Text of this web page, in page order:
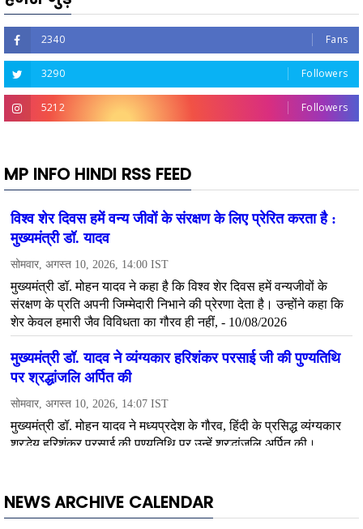
2340 Fans
3290 Followers
5212 Followers
MP INFO HINDI RSS FEED
NEWS ARCHIVE CALENDAR